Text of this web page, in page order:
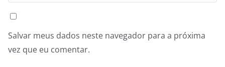
Salvar meus dados neste navegador para a próxima
vez que eu comentar.